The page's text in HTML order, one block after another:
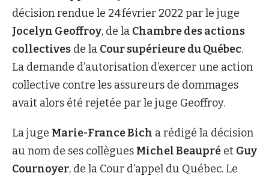
décision rendue le 24 février 2022 par le juge
Jocelyn Geoffroy, de la Chambre des actions
collectives de la Cour supérieure du Québec.
La demande d’autorisation d’exercer une action
collective contre les assureurs de dommages
avait alors été rejetée par le juge Geoffroy.
La juge Marie-France Bich a rédigé la décision
au nom de ses collègues Michel Beaupré et Guy
Cournoyer, de la Cour d’appel du Québec. Le